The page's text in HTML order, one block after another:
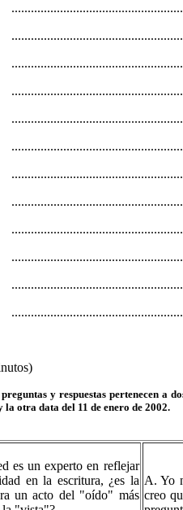
y respuestas pertenecen
la otra data del 11 de enero de 2002.
es un experto en reflejar
en la escritura, ¿es la
un acto del "oído" más
A. Yo
creo